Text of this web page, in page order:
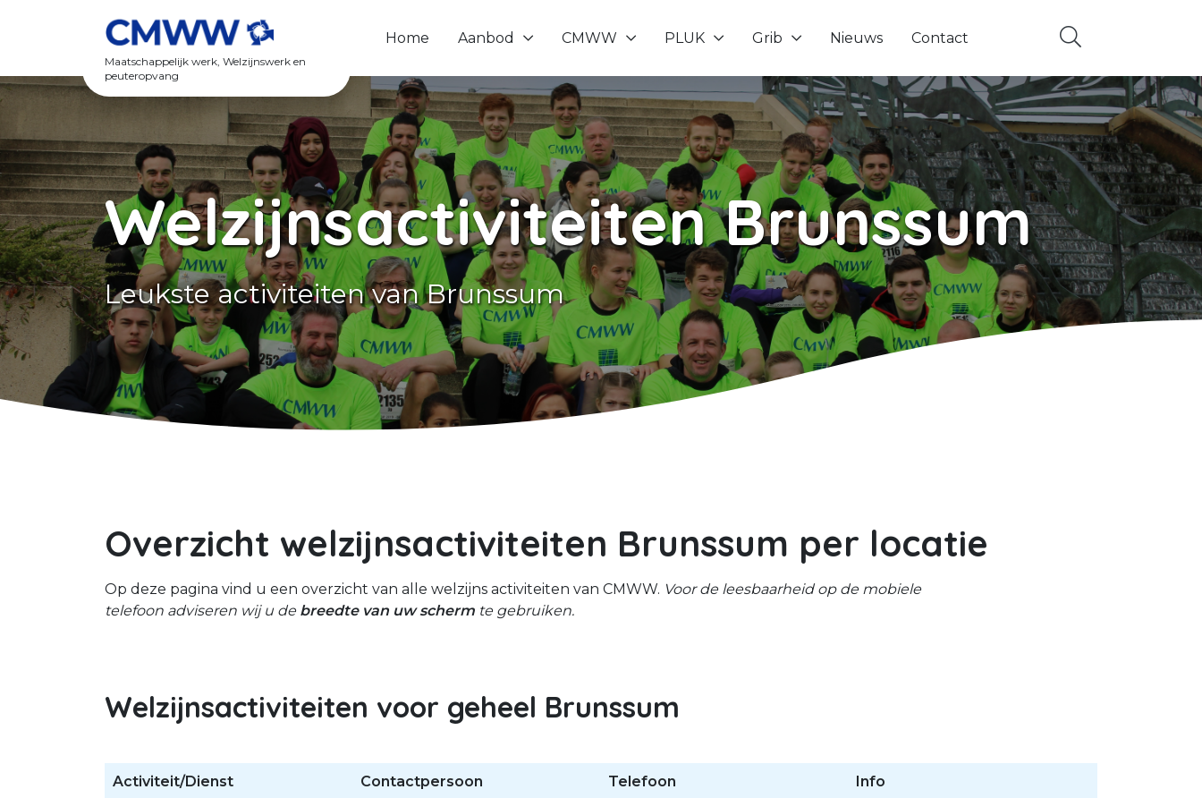
Maatschappelijk werk, Welzijnswerk en
peuteropvang
Home Aanbod
Toon onderliggende navigatie items
CMWW
Toon onderliggende navigatie items
PLUK
Toon onderliggende navigatie items
Grib
Toon onderliggende navigatie items
Nieuws Contact
Welzijnsactiviteiten Brunssum
Leukste activiteiten van Brunssum
Overzicht welzijnsactiviteiten Brunssum per locatie
Op deze pagina vind u een overzicht van alle welzijns activiteiten van CMWW. Voor de leesbaarheid op de mobiele
telefoon adviseren wij u de breedte van uw scherm te gebruiken.
Welzijnsactiviteiten voor geheel Brunssum
Activiteit/Dienst Contactpersoon Telefoon Info